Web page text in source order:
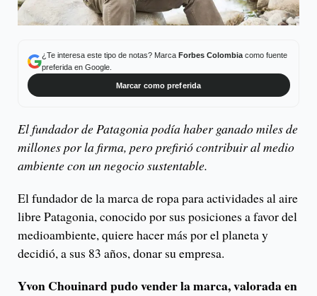
¿Te interesa este tipo de notas? Marca Forbes Colombiacomo fuente
preferida en Google.
Marcar como preferida
El fundador de Patagonia podía haber ganado miles de
millones por la firma, pero prefirió contribuir al medio
ambiente con un negocio sustentable.
El fundador de la marca de ropa para actividades al aire
libre Patagonia, conocido por sus posiciones a favor del
medioambiente, quiere hacer más por el planeta y
decidió, a sus 83 años, donar su empresa.
Yvon Chouinard pudo vender la marca, valorada en